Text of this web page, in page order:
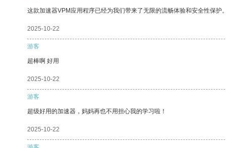
这款加速器VPM应用程序已经为我们带来了无限的流畅体验和安全性保护
2025-10-22
游客
超棒啊 好用
2025-10-22
游客
超级好用的加速器，妈妈再也不用担心我的学习啦！
2025-10-22